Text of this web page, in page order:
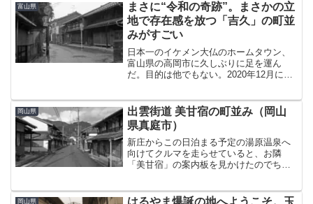
富山県
まさに“令和の奇跡”。まさかの立
地で存在感を放つ「吉久」の町並
みがすごい
日本一のイケメン大仏のホームタウン、
富山県の高岡市に久しぶりに足を運ん
だ。目的は他でもない。2020年12月に晴
る。前回、市街地の「山町筋」と「金屋
町」を歩いたのは20...
岡山県
出雲街道 美甘宿の町並み（岡山
県真庭市）
新庄からこの日泊まる予定の湯原温泉へ
向けてクルマを走らせていると、お隣
「美甘宿」の案内板を見かけたのでちょ
雲街道。旧街道をよけるような格好で国
岡山県
はるやま爆誕の地へようこそ。玉